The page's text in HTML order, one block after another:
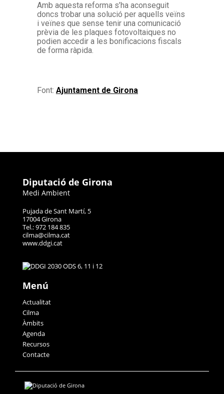
Amb aquesta reforma s’ha aconseguit
doncs trobar una solució per aquells veïns
i veïnes que sense tenir una comunicació
prèvia de les plaques fotovoltaiques no
podien accedir a les bonificacions fiscals
de forma ràpida.
Font: Ajuntament de Girona
Diputació de Girona
Medi Ambient
Pujada de Sant Martí, 5
17004 Girona
Tel.: 972 184 835
cilma@cilma.cat
www.ddgi.cat
Menú
Actualitat
Cilma
Àmbits
Agenda
Recursos
Contacte